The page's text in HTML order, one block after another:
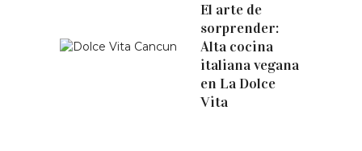
El arte de
sorprender:
Alta cocina
italiana vegana
en La Dolce
Vita